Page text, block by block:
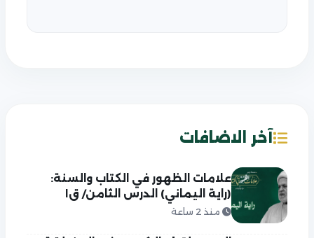
آخر الاضافات
علامات الظهور في الكتاب والسنة:
(راية اليماني) الدرس الثامن/ ق١
منذ 2 ساعة